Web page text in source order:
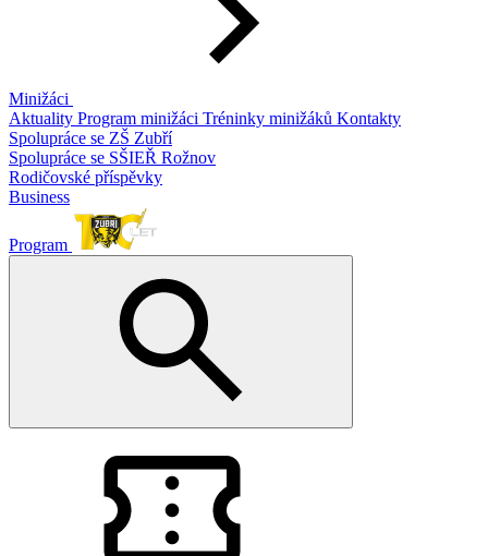
Minižáci
Aktuality Program minižáci Tréninky minižáků Kontakty
Spolupráce se ZŠ Zubří
Spolupráce se SŠIEŘ Rožnov
Rodičovské příspěvky
Business
Program